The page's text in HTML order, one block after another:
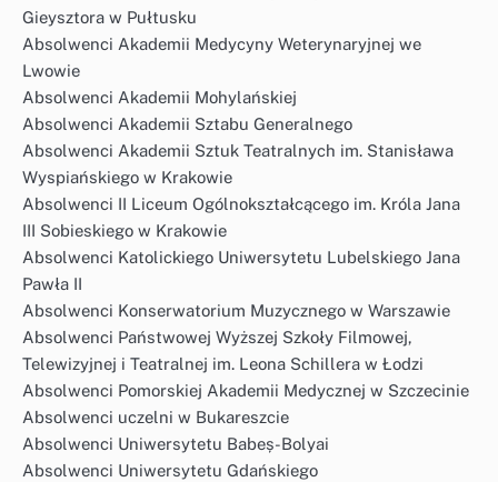
Gieysztora w Pułtusku
Absolwenci Akademii Medycyny Weterynaryjnej we
Lwowie
Absolwenci Akademii Mohylańskiej
Absolwenci Akademii Sztabu Generalnego
Absolwenci Akademii Sztuk Teatralnych im. Stanisława
Wyspiańskiego w Krakowie
Absolwenci II Liceum Ogólnokształcącego im. Króla Jana
III Sobieskiego w Krakowie
Absolwenci Katolickiego Uniwersytetu Lubelskiego Jana
Pawła II
Absolwenci Konserwatorium Muzycznego w Warszawie
Absolwenci Państwowej Wyższej Szkoły Filmowej,
Telewizyjnej i Teatralnej im. Leona Schillera w Łodzi
Absolwenci Pomorskiej Akademii Medycznej w Szczecinie
Absolwenci uczelni w Bukareszcie
Absolwenci Uniwersytetu Babeș-Bolyai
Absolwenci Uniwersytetu Gdańskiego